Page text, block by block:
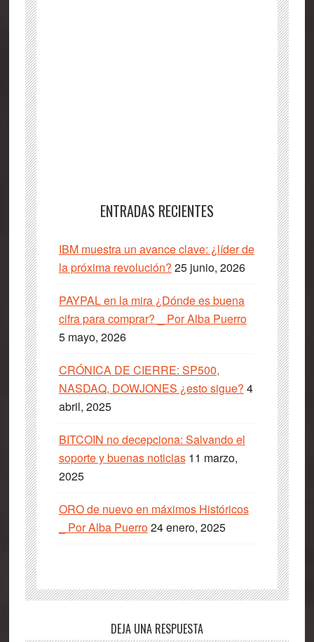
ENTRADAS RECIENTES
IBM muestra un avance clave: ¿líder de
la próxima revolución? 25 junio, 2026
PAYPAL en la mira ¿Dónde es buena
cifra para comprar? _ Por Alba Puerro
5 mayo, 2026
CRÓNICA DE CIERRE: SP500,
NASDAQ, DOWJONES ¿esto sigue? 4
abril, 2025
BITCOIN no decepciona: Salvando el
soporte y buenas noticias 11 marzo,
2025
ORO de nuevo en máximos Históricos
_ Por Alba Puerro24 enero, 2025
InteraccionesDEJA UNA RESPUESTA